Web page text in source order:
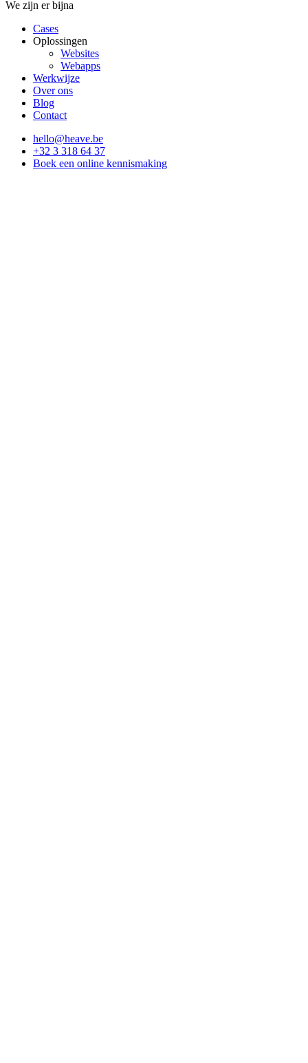
We zijn er bijna
Cases
Oplossingen
Websites
Webapps
Werkwijze
Over ons
Blog
Contact
hello@heave.be
+32 3 318 64 37
Boek een online kennismaking